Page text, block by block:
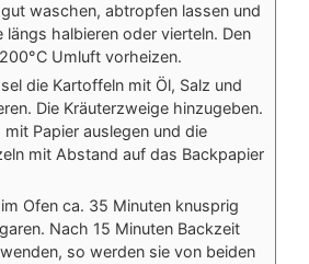
waschen, abtropfen lassen und
längs halbieren oder vierteln. Den
Umluft vorheizen.
die Kartoffeln mit Öl, Salz und
Die Kräuterzweige hinzugeben.
mit Papier auslegen und die
mit Abstand auf das Backpapier
Ofen ca. 35 Minuten knusprig
Nach 15 Minuten Backzeit
so werden sie von beiden